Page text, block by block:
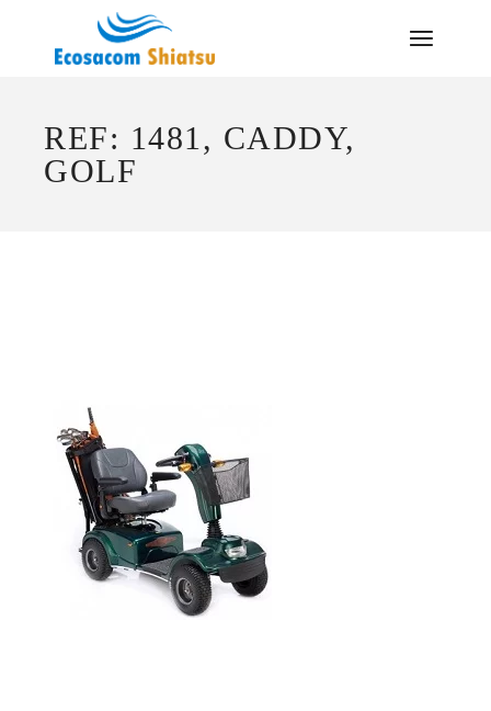
REF: 1481, CADDY,
GOLF